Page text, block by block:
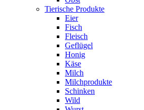
Tierische Produkte
Eier
Fisch
Fleisch
Geflügel
Honig
Käse
Milch
Milchprodukte
Schinken
Wild